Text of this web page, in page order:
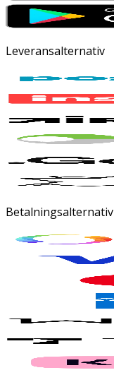
Leveransalternativ
Betalningsalternativ